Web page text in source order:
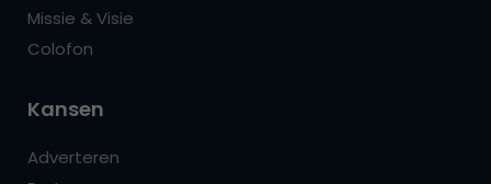
Missie & Visie
Colofon
Kansen
Adverteren